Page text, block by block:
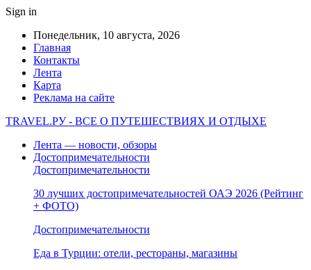
Sign in
Понедельник, 10 августа, 2026
Главная
Контакты
Лента
Карта
Реклама на сайте
TRAVEL.РУ - ВСЕ О ПУТЕШЕСТВИЯХ И ОТДЫХЕ
Лента — новости, обзоры
Достопримечательности
Достопримечательности
30 лучших достопримечательностей ОАЭ 2026 (Рейтинг
+ ФОТО)
Достопримечательности
Еда в Турции: отели, рестораны, магазины